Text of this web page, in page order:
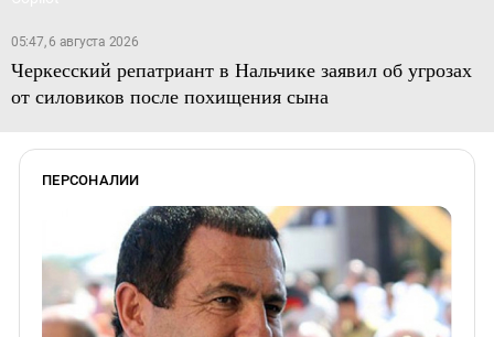
05:47, 6 августа 2026
Черкесский репатриант в Нальчике заявил об угрозах
от силовиков после похищения сына
ПЕРСОНАЛИИ